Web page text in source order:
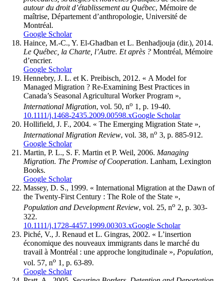
autour du droit d’établissement au Québec, Mémoire de
maîtrise, Département d’anthropologie, Université de
Montréal.
Google Scholar
Haince, M.-C., Y. El-Ghadban et L. Benhadjouja (dir.), 2014.
Le Québec, la Charte, l’Autre. Et après ? Montréal, Mémoire
d’encrier.
Google Scholar
Hennebry, J. L. et K. Preibisch, 2012. « A Model for
Managed Migration ? Re-Examining Best Practices in
Canada’s Seasonal Agricultural Worker Program »,
International Migration, vol. 50, no 1, p. 19-40.
10.1111/j.1468-2435.2009.00598.xGoogle Scholar
Hollifield, J. F., 2004. « The Emerging Migration State »,
International Migration Review, vol. 38, no 3, p. 885-912.
Google Scholar
Martin, P. L., S. F. Martin et P. Weil, 2006. Managing
Migration. The Promise of Cooperation. Lanham, Lexington
Books.
Google Scholar
Massey, D. S., 1999. « International Migration at the Dawn of
the Twenty-First Century : The Role of the State »,
Population and Development Review, vol. 25, no 2, p. 303-
322.
10.1111/j.1728-4457.1999.00303.xGoogle Scholar
Piché, V., J. Renaud et L. Gingras, 2002. « L’insertion
économique des nouveaux immigrants dans le marché du
travail à Montréal : une approche longitudinale », Population,
vol. 57, no 1, p. 63-89.
Google Scholar